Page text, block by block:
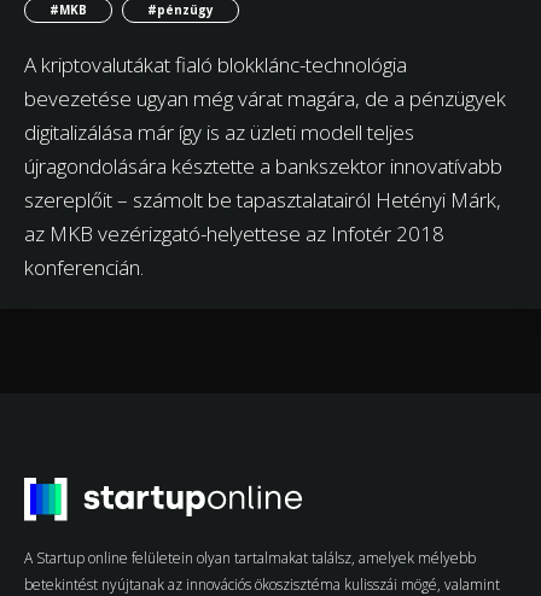
#MKB
#pénzügy
A kriptovalutákat fialó blokklánc-technológia
bevezetése ugyan még várat magára, de a pénzügyek
digitalizálása már így is az üzleti modell teljes
újragondolására késztette a bankszektor innovatívabb
szereplőit – számolt be tapasztalatairól Hetényi Márk,
az MKB vezérizgató-helyettese az Infotér 2018
konferencián.
A Startup online felületein olyan tartalmakat találsz, amelyek mélyebb
betekintést nyújtanak az innovációs ökoszisztéma kulisszái mögé, valamint